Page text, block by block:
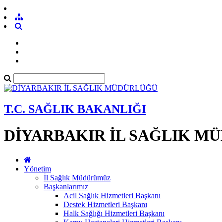
T.C. SAĞLIK BAKANLIĞI
DİYARBAKIR İL SAĞLIK
Yönetim
İl Sağlık Müdürümüz
Başkanlarımız
Acil Sağlık Hizmetleri Başkanı
Destek Hizmetleri Başkanı
Halk Sağlığı Hizmetleri Başkanı